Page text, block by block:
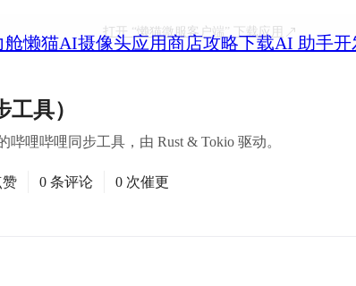
舱懒猫AI摄像头应用商店攻略下载AI 助手开
打开 “懒猫微服客户端”下载应用
具）
哩哔哩同步工具，由 Rust & Tokio 驱动。
赞 0 条评论 0 次催更